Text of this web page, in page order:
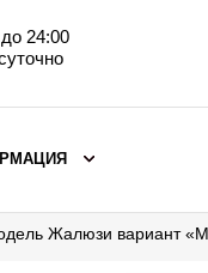
24:00
Жалюзи вариант